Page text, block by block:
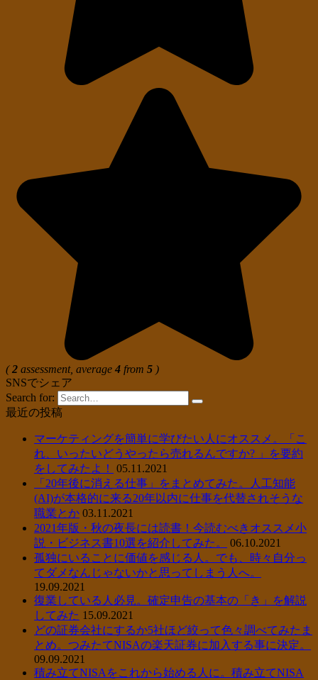
(2 assessment, average 4 from 5 )
SNSでシェア
Search for:
最近の投稿
マーケティングを簡単に学びたい人にオススメ。「こ
れ、いったいどうやったら売れるんですか? 」を要約
をしてみたよ！
05.11.2021
「20年後に消える仕事」をまとめてみた。人工知能
(AI)が本格的に来る20年以内に仕事を代替されそうな
職業とか 03.11.2021
2021年版・秋の夜長には読書！今読むべきオススメ小
説・ビジネス書10選を紹介してみた。
06.10.2021
孤独にいることに価値を感じる人。でも、時々自分っ
てダメなんじゃないかと思ってしまう人へ。
19.09.2021
復業している人必見。確定申告の基本の「き」を解説
してみた 15.09.2021
どの証券会社にするか5社ほど絞って色々調べてみたま
とめ。つみたてNISAの楽天証券に加入する事に決定。
09.09.2021
積み立てNISAをこれから始める人に。積み立てNISA